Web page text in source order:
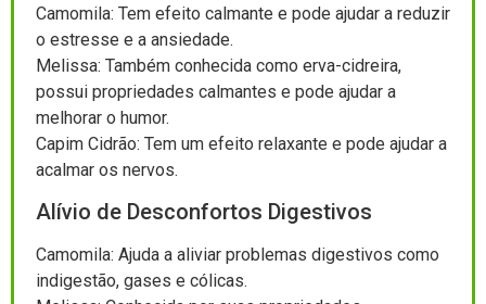
Camomila: Tem efeito calmante e pode ajudar a reduzir
o estresse e a ansiedade.
Melissa: Também conhecida como erva-cidreira,
possui propriedades calmantes e pode ajudar a
melhorar o humor.
Capim Cidrão: Tem um efeito relaxante e pode ajudar a
acalmar os nervos.
Alívio de Desconfortos Digestivos
Camomila: Ajuda a aliviar problemas digestivos como
indigestão, gases e cólicas.